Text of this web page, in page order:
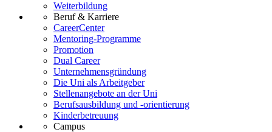
Weiterbildung
Beruf & Karriere
CareerCenter
Mentoring-Programme
Promotion
Dual Career
Unternehmensgründung
Die Uni als Arbeitgeber
Stellenangebote an der Uni
Berufsausbildung und -orientierung
Kinderbetreuung
Campus